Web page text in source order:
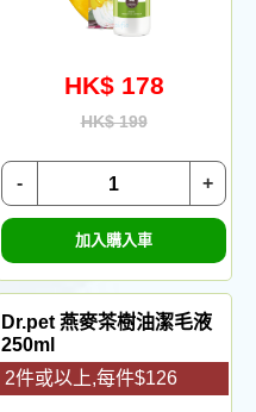
HK$ 178
HK$ 199
+
-
加入購入車
Dr.pet 燕麥茶樹油潔毛液
250ml
2件或以上,每件$126